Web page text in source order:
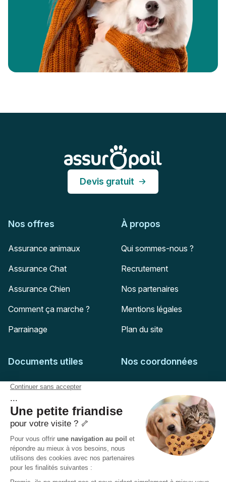
Devis gratuit
Nos offres
Assurance animaux
Assurance Chat
Assurance Chien
Comment ça marche ?
Parrainage
À propos
Qui sommes-nous ?
Recrutement
Nos partenaires
Mentions légales
Plan du site
Documents utiles
Feuille de soins
Conditions générales
Politique de confidentialité
Politique des Cookies
Accessibilité :
Partiellement conforme
Nos coordonnées
51-55 rue Hoche
94767
Ivry-sur-Seine
Pas encore client ?
Mail :
adhesion@assuropoil.com
Tel :
01 77 94 89 02